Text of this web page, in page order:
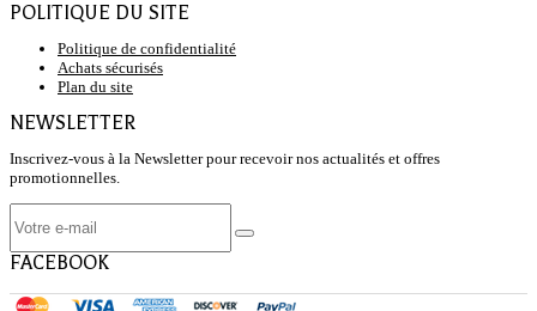
POLITIQUE DU SITE
Politique de confidentialité
Achats sécurisés
Plan du site
NEWSLETTER
Inscrivez-vous à la Newsletter pour recevoir nos actualités et offres
promotionnelles.
FACEBOOK